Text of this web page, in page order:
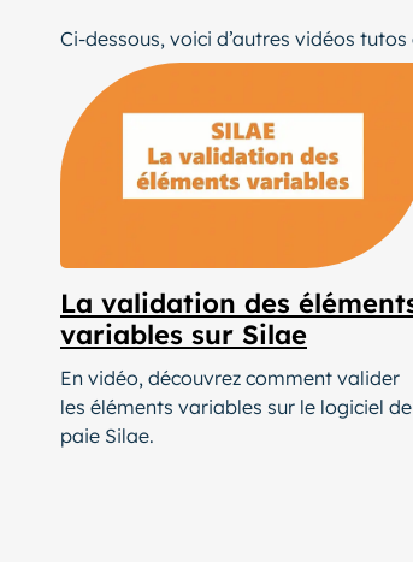
Ci-dessous, voici d’autres vidéos
La validation des
variables sur Silae
En vidéo, découvrez comment valider
les éléments variables sur le logiciel de
paie Silae.